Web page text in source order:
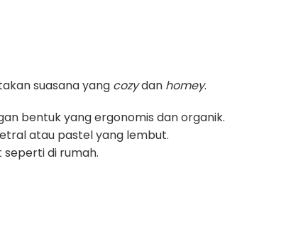
suasana yang cozydan homey.
bentuk yang ergonomis dan organik.
atau pastel yang lembut.
di rumah.